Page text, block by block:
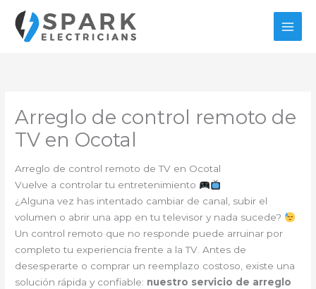
contenido
Arreglo de control remoto de
TV en Ocotal
Arreglo de control remoto de TV en Ocotal
Vuelve a controlar tu entretenimiento
¿Alguna vez has intentado cambiar de canal, subir el
volumen o abrir una app en tu televisor y nada sucede?
Un control remoto que no responde puede arruinar por
completo tu experiencia frente a la TV. Antes de
desesperarte o comprar un reemplazo costoso, existe una
solución rápida y confiable: nuestro servicio de arreglo